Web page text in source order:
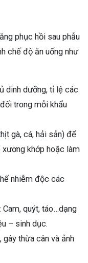
phục hồi sau phẫu
chế độ ăn uống như
dinh dưỡng, tỉ lệ các
trong mỗi khẩu
gà, cá, hải sản) để
xương khớp hoặc làm
nhiễm độc các
quýt, táo…dạng
– sinh dục.
gây thừa cân và ảnh